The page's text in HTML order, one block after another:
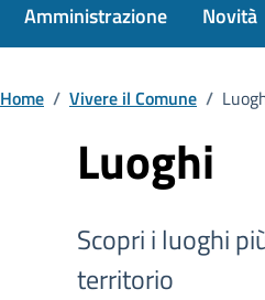
Amministrazione Novità
Home / Vivere il Comune /
Luoghi
Scopri i luoghi
territorio